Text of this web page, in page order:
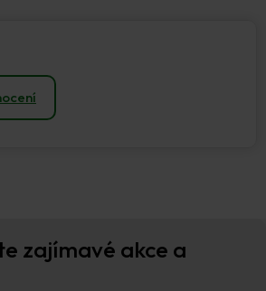
zajímavé akce a